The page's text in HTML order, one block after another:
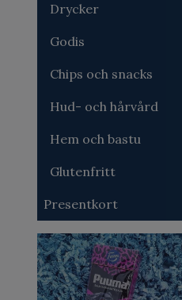
Drycker
Godis
Chips och snacks
Hud- och hårvård
Hem och bastu
Glutenfritt
Presentkort